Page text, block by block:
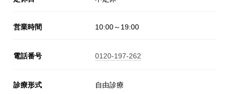
営業時間 10:00～19:00
電話番号 0120-197-262
診療形式 自由診療